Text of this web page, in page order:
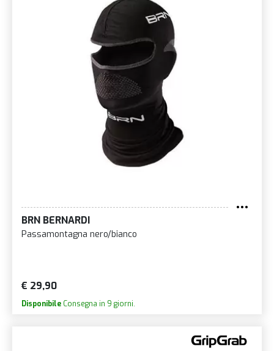
BRN BERNARDI
Passamontagna nero/bianco
€ 29,90
Disponibile Consegna in 9 giorni.